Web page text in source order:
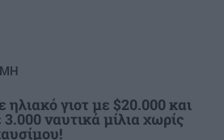
ηλιακό γιοτ με $20.000 και
3.000 ναυτικά μίλια χωρίς